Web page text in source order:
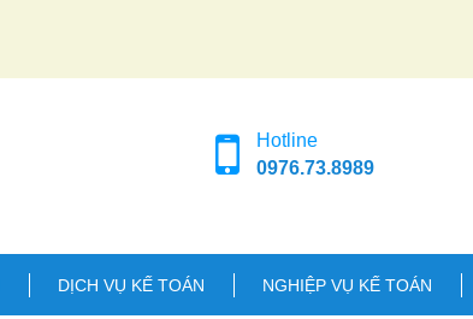
Hotline
0976.73.8989
DỊCH VỤ KẾ TOÁN NGHIỆP VỤ KẾ TOÁN